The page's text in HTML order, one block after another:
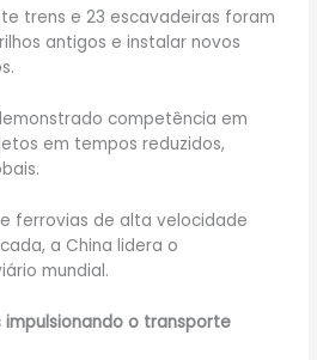
trens e 23 escavadeiras foram
antigos e instalar novos
competência em
em tempos reduzidos,
ferrovias de alta velocidade
a China lidera o
mundial.
o transporte